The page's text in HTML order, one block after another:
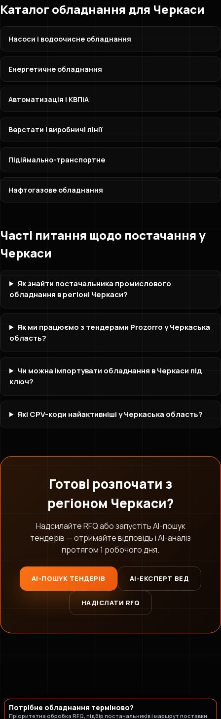
Каталог обладнання для Черкаси
Насоси і водоочисне обладнання
Енергетичне обладнання
Автоматизація і КВПіА
Верстати і виробничі лінії
Підіймально-транспортне
Нафтогазове обладнання
Часті питання щодо постачання у
Черкаси
Як знайти постачальника промислового
обладнання в регіоні Черкаси?
Як ми працюємо з тендерами Prozorro у Черкаська
область?
Чи можна імпортувати обладнання в Черкаси під
ключ?
Які CPV-коди найактивніші у Черкаська область?
Готові розпочати з
регіоном Черкаси?
Надсилайте RFQ або запустіть AI-пошук
тендерів — отримайте відповідь і AI-аналіз
протягом 1 робочого дня.
AI-ПОШУК ТЕНДЕРІВ AI-ЕКСПЕРТ ВЕД
НАДІСЛАТИ RFQ
Потрібне обладнання терміново?
Пріоритетна обробка RFQ, підбір постачальників і маршрут поставки.
AI-стратег B2B.engineer
Промислові закупівлі, RFQ, тендери, ВЕД